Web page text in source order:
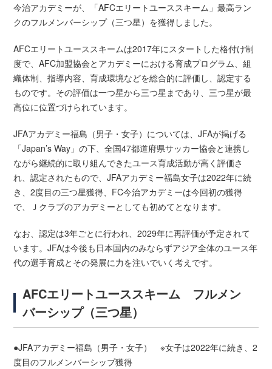
今治アカデミーが、「AFCエリートユーススキーム」最高ラン
クのフルメンバーシップ（三つ星）を獲得しました。
AFCエリートユーススキームは2017年にスタートした格付け制
度で、AFC加盟協会とアカデミーにおける育成プログラム、組
織体制、指導内容、育成環境などを総合的に評価し、認定する
ものです。その評価は一つ星から三つ星まであり、三つ星が最
高位に位置づけられています。
JFAアカデミー福島（男子・女子）については、JFAが掲げる
「Japan’s Way」の下、全国47都道府県サッカー協会と連携し
ながら継続的に取り組んできたユース育成活動が高く評価さ
れ、認定されたもので、JFAアカデミー福島女子は2022年に続
き、2度目の三つ星獲得、FC今治アカデミーは今回初の獲得
で、Ｊクラブのアカデミーとしても初めてとなります。
なお、認定は3年ごとに行われ、2029年に再評価が予定されて
います。JFAは今後も日本国内のみならずアジア全体のユース年
代の選手育成とその発展に力を注いでいく考えです。
AFCエリートユーススキーム フルメン
バーシップ（三つ星）
●JFAアカデミー福島（男子・女子） ※女子は2022年に続き、2
度目のフルメンバーシップ獲得